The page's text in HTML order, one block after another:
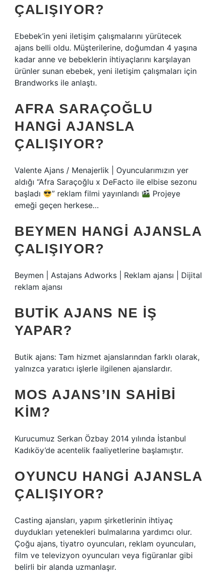
ÇALIŞIYOR?
Ebebek’in yeni iletişim çalışmalarını yürütecek
ajans belli oldu. Müşterilerine, doğumdan 4 yaşına
kadar anne ve bebeklerin ihtiyaçlarını karşılayan
ürünler sunan ebebek, yeni iletişim çalışmaları için
Brandworks ile anlaştı.
AFRA SARAÇOĞLU
HANGI AJANSLA
ÇALIŞIYOR?
Valente Ajans / Menajerlik | Oyuncularımızın yer
aldığı “Afra Saraçoğlu x DeFacto ile elbise sezonu
başladı
” reklam filmi yayınlandı
Projeye
emeği geçen herkese…
BEYMEN HANGI AJANSLA
ÇALIŞIYOR?
Beymen | Astajans Adworks | Reklam ajansı | Dijital
reklam ajansı
BUTIK AJANS NE IŞ
YAPAR?
Butik ajans: Tam hizmet ajanslarından farklı olarak,
yalnızca yaratıcı işlerle ilgilenen ajanslardır.
MOS AJANS’IN SAHIBI
KIM?
Kurucumuz Serkan Özbay 2014 yılında İstanbul
Kadıköy’de acentelik faaliyetlerine başlamıştır.
OYUNCU HANGI AJANSLA
ÇALIŞIYOR?
Casting ajansları, yapım şirketlerinin ihtiyaç
duydukları yetenekleri bulmalarına yardımcı olur.
Çoğu ajans, tiyatro oyuncuları, reklam oyuncuları,
film ve televizyon oyuncuları veya figüranlar gibi
belirli bir alanda uzmanlaşır.